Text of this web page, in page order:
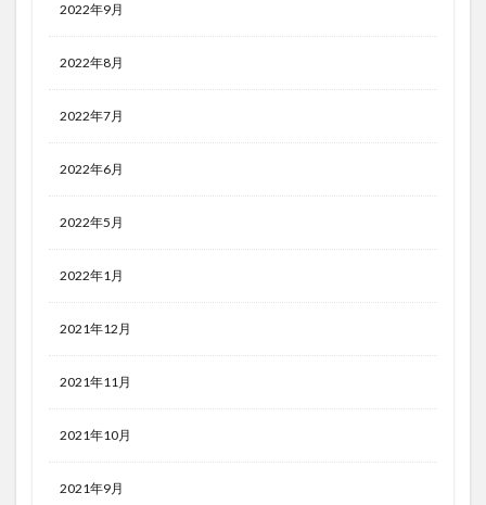
2022年9月
2022年8月
2022年7月
2022年6月
2022年5月
2022年1月
2021年12月
2021年11月
2021年10月
2021年9月